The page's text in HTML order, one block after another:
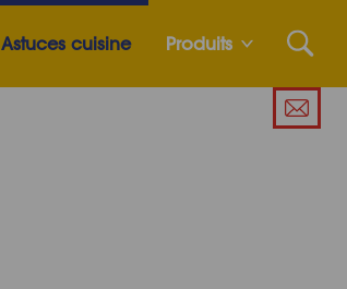
Astuces cuisine Produits